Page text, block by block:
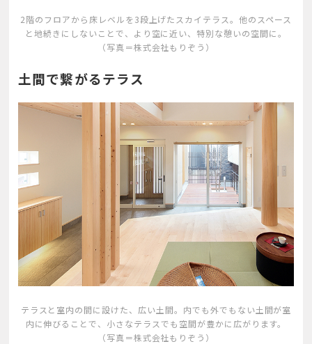
2階のフロアから床レベルを3段上げたスカイテラス。他のスペース
と地続きにしないことで、より空に近い、特別な憩いの空間に。
（写真＝株式会社もりぞう）
土間で繋がるテラス
テラスと室内の間に設けた、広い土間。内でも外でもない土間が室
内に伸びることで、小さなテラスでも空間が豊かに広がります。
（写真＝株式会社もりぞう）